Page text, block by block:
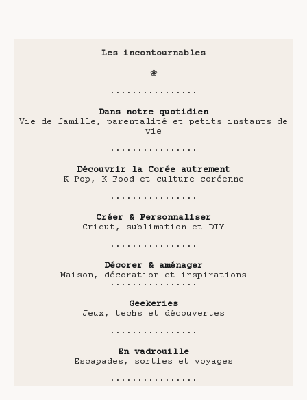
Les incontournables
❀
················
Dans notre quotidien
Vie de famille, parentalité et petits instants de
vie
················
Découvrir la Corée autrement
K-Pop, K-Food et culture coréenne
················
Créer & Personnaliser
Cricut, sublimation et DIY
················
Décorer & aménager
Maison, décoration et inspirations
················
Geekeries
Jeux, techs et découvertes
················
En vadrouille
Escapades, sorties et voyages
················